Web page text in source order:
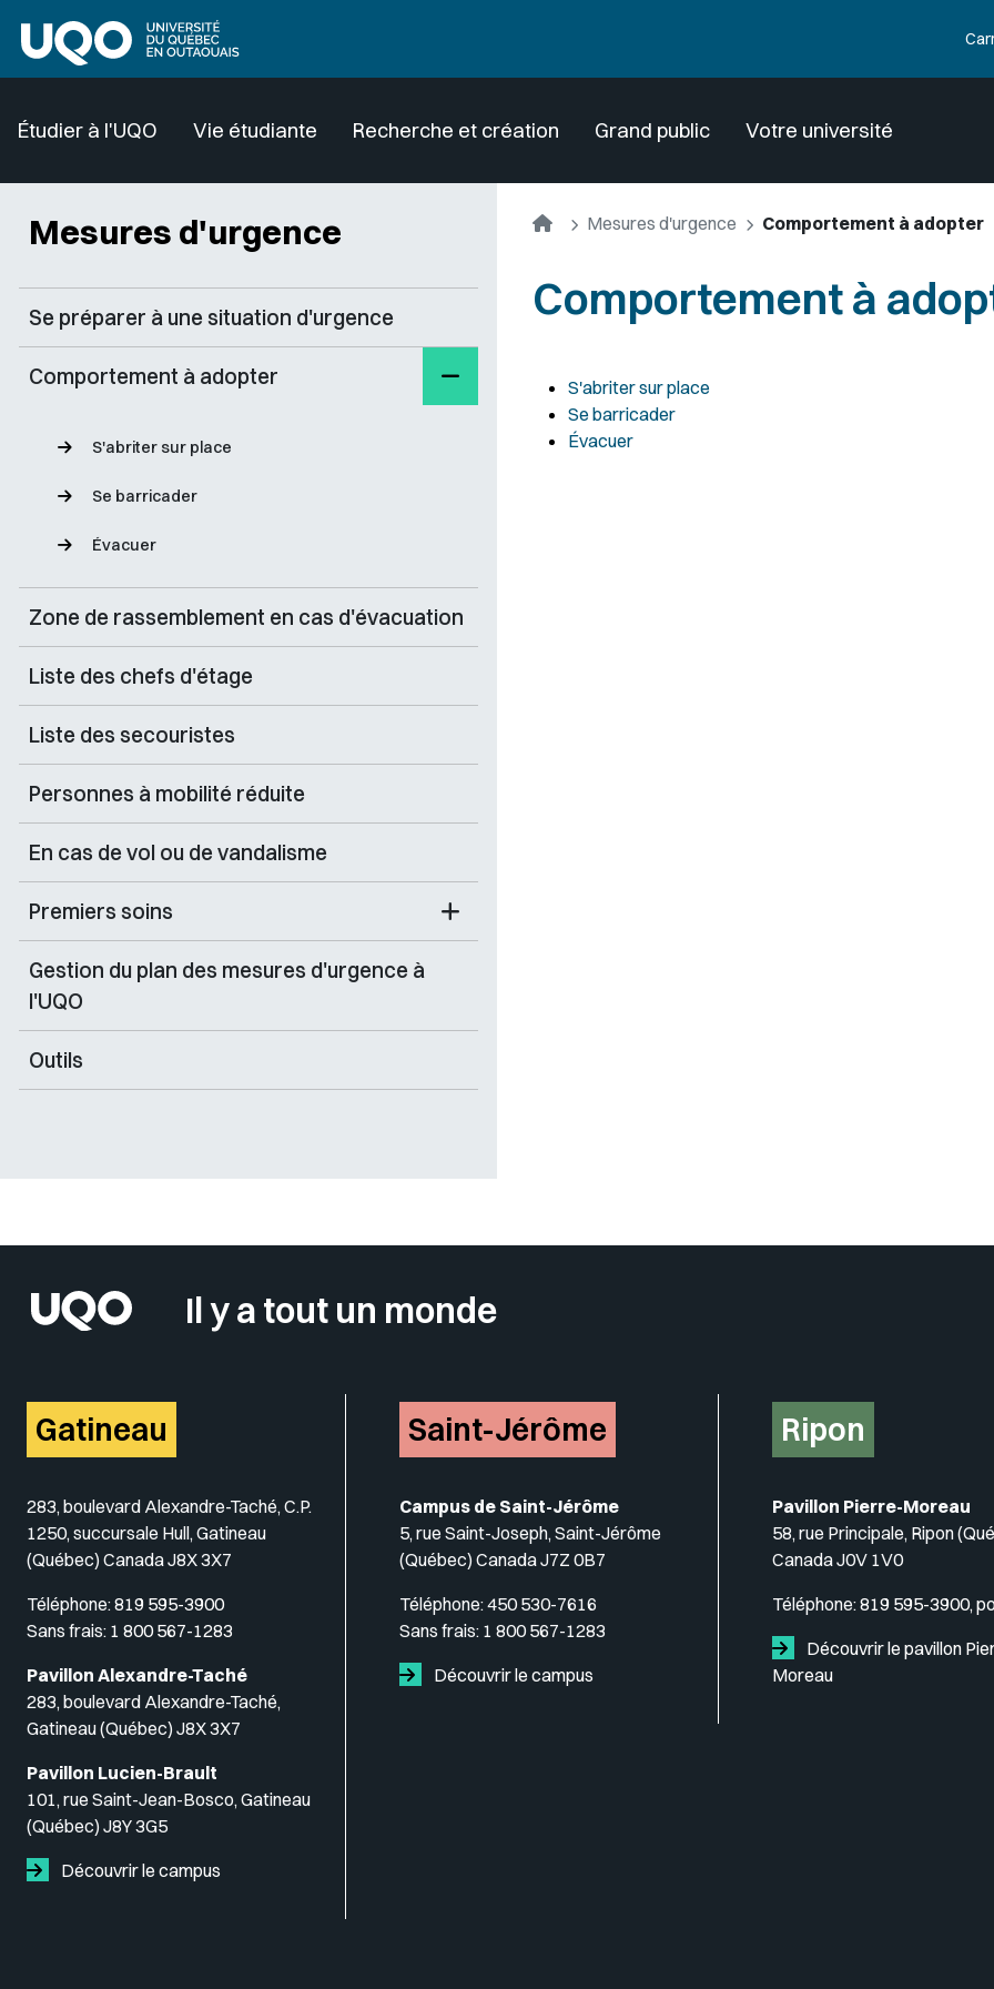
Étudier à l'UQO Vie étudiante Recherche et création Grand public Votre université
Mesures d'urgence
Se préparer à une situation d'urgence
Comportement à adopter
S'abriter sur place
Se barricader
Évacuer
Zone de rassemblement en cas d'évacuation
Liste des chefs d'étage
Liste des secouristes
Personnes à mobilité réduite
En cas de vol ou de vandalisme
Premiers soins
Gestion du plan des mesures d'urgence à
l'UQO
Outils
AccueilMesures d'urgence Comportement à adopter
Comportement à
S'abriter sur place
Se barricader
Évacuer
Insérer un pied de page avec
Il y a tout un monde
Gatineau
283, boulevard Alexandre-Taché, C.P.
1250, succursale Hull, Gatineau
(Québec) Canada J8X 3X7
Téléphone:819 595-3900
Sans frais: 1 800 567-1283
Pavillon Alexandre-Taché
283, boulevard Alexandre-Taché,
Gatineau (Québec) J8X 3X7
Pavillon Lucien-Brault
101, rue Saint-Jean-Bosco, Gatineau
(Québec) J8Y 3G5
Découvrir le campus
Saint-Jérôme
Campus de Saint-Jérôme
5, rue Saint-Joseph, Saint-Jérôme
(Québec) Canada J7Z 0B7
Téléphone:450 530-7616
Sans frais: 1 800 567-1283
Découvrir le campus
Ripon
Pavillon Pierre-Moreau
58, rue Principale, Ripon
Canada J0V 1V0
Téléphone:819 595-3900,
Découvrir le pavillon
Moreau